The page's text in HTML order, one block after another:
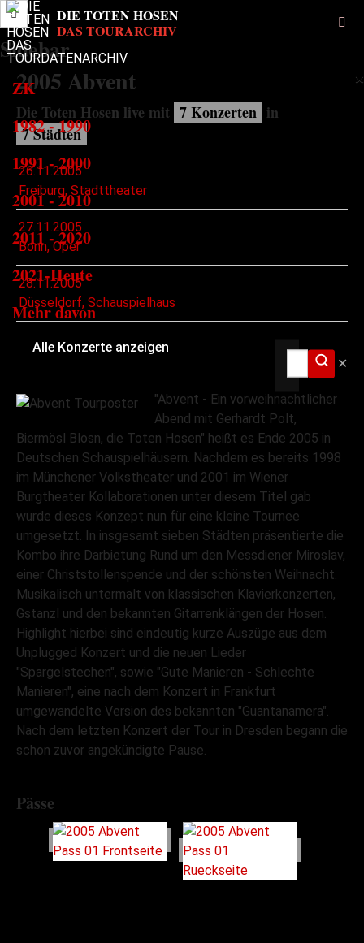
Sidebar
×
ZK
1982 - 1990
1991 - 2000
2001 - 2010
2011 - 2020
2021-Heute
Mehr davon
✕
2005 Abvent
Die Toten Hosen live mit 7 Konzerten in
7 Städten
26.11.2005
Freiburg, Stadttheater
27.11.2005
Bonn, Oper
28.11.2005
Düsseldorf, Schauspielhaus
Alle Konzerte anzeigen
"Abvent - Ein vorweihnachtlicher
Abend mit Gerhardt Polt,
Biermösl Blosn, die Toten Hosen" heißt es Ende 2005 in
Deutschen Schauspielhäusern. Nachdem es bereits 1998
im Münchener Volkstheater und 2001 im Wiener
Burgtheater Kollaborationen unter diesem Titel gab
wurde dieses Konzept nun für eine kleine Tournee
umgesetzt. In insgesamt sieben Städten präsentierte die
Kombo ihre Darbietung Rund um den Messdiener Miroslav,
einer Christstollenspende und der schönsten Weihnacht.
Musikalisch untermalt von klassischen Klavierkonzerten,
Gstanzl und den bekannten Gitarrenklängen der Hosen.
Highlight hierbei sind eindeutig kurze Auszüge aus dem
Unplugged Konzert und die neuen Lieder
"Spargelstechen", sowie "Gute Manieren - Schlechte
Manieren", eine nach dem Konzert in Frankfurt
umgewandelte Version des bekannten "Guantanamera".
Nach dem letzten Konzert der Tour in Dresden begann die
schon zuvor angekündigte Pause.
Pässe